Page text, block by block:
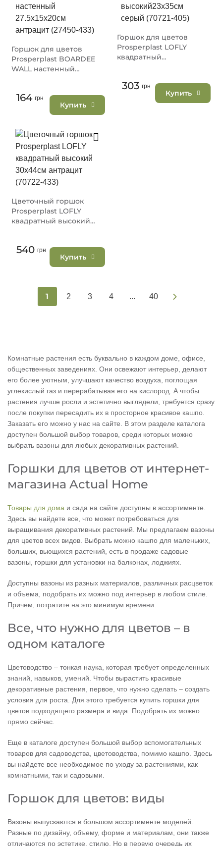
Горшок для цветов
Prosperplast BOARDEE
WALL настенный
164 грн
Купить
Горшок для цветов
Prosperplast LOFLY
квадратный
303 грн
Купить
Цветочный горшок
Prosperplast LOFLY
квадратный высокий
540 грн
Купить
1 2 3 4 ... 40
Комнатные растения есть буквально в каждом доме, офисе,
общественных заведениях. Они освежают интерьер, делают
его более уютным, улучшают качество воздуха, поглощая
углекислый газ и перерабатывая его на кислород. А чтобы
растения лучше росли и эстетично выглядели, требуется сразу
после покупки пересадить их в просторное красивое кашпо.
Заказать его можно у нас на сайте. В этом разделе каталога
доступен большой выбор товаров, среди которых можно
выбрать вазоны для любых декоративных растений.
Горшки для цветов от интернет-
магазина Actual Home
Товары для дома и сада на сайте доступны в ассортименте.
Здесь вы найдете все, что может потребоваться для
выращивания декоративных растений. Мы предлагаем вазоны
для цветов всех видов. Выбрать можно кашпо для маленьких,
больших, вьющихся растений, есть в продаже садовые
вазоны, горшки для установки на балконах, лоджиях.
Доступны вазоны из разных материалов, различных расцветок
и объема, подобрать их можно под интерьер в любом стиле.
Причем, потратите на это минимум времени.
Все, что нужно для цветов – в
одном каталоге
Цветоводство – тонкая наука, которая требует определенных
знаний, навыков, умений. Чтобы вырастить красивые
декоративные растения, первое, что нужно сделать – создать
условия для роста. Для этого требуется купить горшки для
цветов подходящего размера и вида. Подобрать их можно
прямо сейчас.
Еще в каталоге доступен большой выбор вспомогательных
товаров для садоводства, цветоводства, помимо кашпо. Здесь
вы найдете все необходимое по уходу за растениями, как
комнатными, так и садовыми.
Горшок для цветов: виды
Вазоны выпускаются в большом ассортименте моделей.
Разные по дизайну, объему, форме и материалам, они также
отличаются по эстетике, стилю. Но в первую очередь их